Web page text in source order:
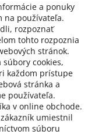
a ponuky
na používateľa.
rozpoznať
tohto rozpoznia
stránok.
cookies,
každom prístupe
stránka a
používateľa.
v online obchode.
umiestnil
súboru